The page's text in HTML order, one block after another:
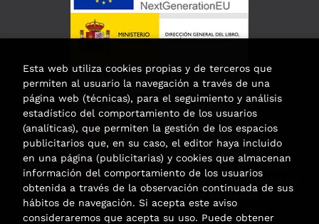
Esta actividad ha recibido una ayuda
para la modernización de las librerías de
la Comunidad de Madrid
correspondiente al año 2025.
Esta web utiliza cookies propias y de terceros que
permiten al usuario la navegación a través de una
página web (técnicas), para el seguimiento y análisis
estadístico del comportamiento de los usuarios
(analíticas), que permiten la gestión de los espacios
publicitarios que, en su caso, el editor haya incluido
en una página (publicitarias) y cookies que almacenan
información del comportamiento de los usuarios
obtenida a través de la observación continuada de sus
hábitos de navegación. Si acepta este aviso
consideraremos que acepta su uso. Puede obtener